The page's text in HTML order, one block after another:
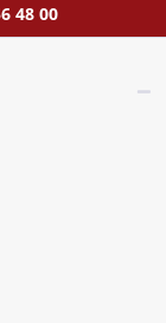
48 00